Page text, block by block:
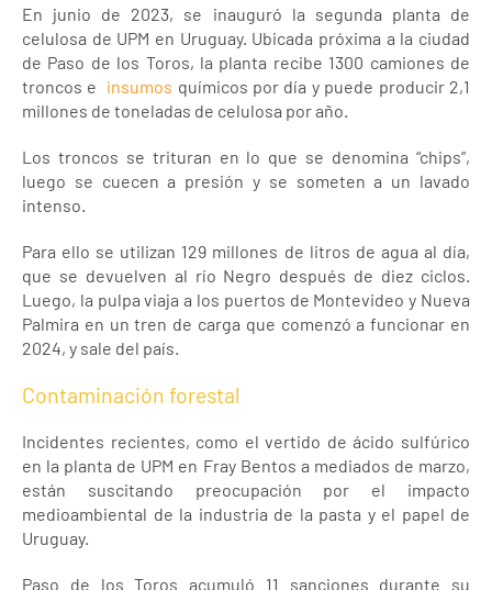
En junio de 2023, se inauguró la segunda planta de
celulosa de UPM en Uruguay. Ubicada próxima a la ciudad
de Paso de los Toros, la planta recibe 1300 camiones de
troncos e insumos químicos por día y puede producir 2,1
millones de toneladas de celulosa por año.
Los troncos se trituran en lo que se denomina “chips”,
luego se cuecen a presión y se someten a un lavado
intenso.
Para ello se utilizan 129 millones de litros de agua al día,
que se devuelven al río Negro después de diez ciclos.
Luego, la pulpa viaja a los puertos de Montevideo y Nueva
Palmira en un tren de carga que comenzó a funcionar en
2024, y sale del país.
Contaminación forestal
Incidentes recientes, como el vertido de ácido sulfúrico
en la planta de UPM en Fray Bentos a mediados de marzo,
están suscitando preocupación por el impacto
medioambiental de la industria de la pasta y el papel de
Uruguay.
Paso de los Toros acumuló 11 sanciones durante su